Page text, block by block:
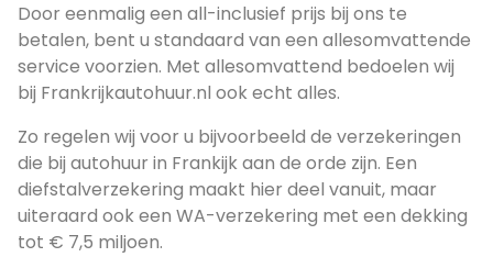
Door eenmalig een all-inclusief prijs bij ons te
betalen, bent u standaard van een allesomvattende
service voorzien. Met allesomvattend bedoelen wij
bij Frankrijkautohuur.nl ook echt alles.
Zo regelen wij voor u bijvoorbeeld de verzekeringen
die bij autohuur in Frankijk aan de orde zijn. Een
diefstalverzekering maakt hier deel vanuit, maar
uiteraard ook een WA-verzekering met een dekking
tot € 7,5 miljoen.